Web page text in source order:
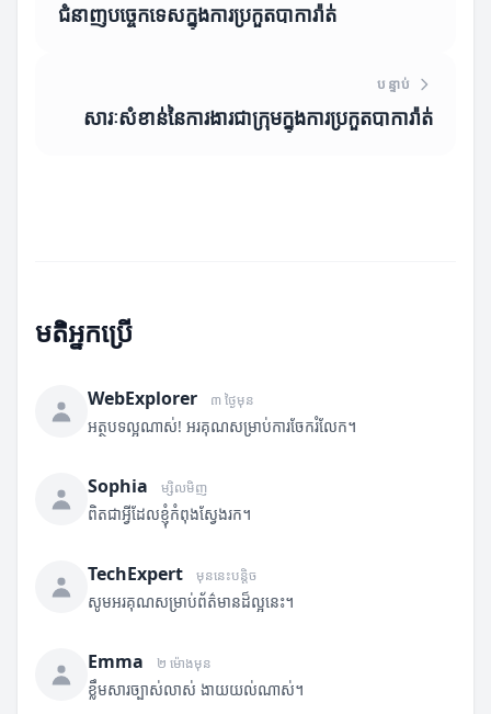
ជំនាញបច្ចេកទេសក្នុងការប្រកួតបាការ៉ាត់
បន្ទាប់
សារៈសំខាន់នៃការងារជាក្រុមក្នុងការប្រកួតបាការ៉ាត់
មតិអ្នកប្រើ
WebExplorer ៣ ថ្ងៃមុន
អត្ថបទល្អណាស់! អរគុណសម្រាប់ការចែករំលែក។
Sophia ម្សិលមិញ
ពិតជាអ្វីដែលខ្ញុំកំពុងស្វែងរក។
TechExpert មុននេះបន្តិច
សូមអរគុណសម្រាប់ព័ត៌មានដ៏ល្អនេះ។
Emma ២ ម៉ោងមុន
ខ្លឹមសារច្បាស់លាស់ ងាយយល់ណាស់។